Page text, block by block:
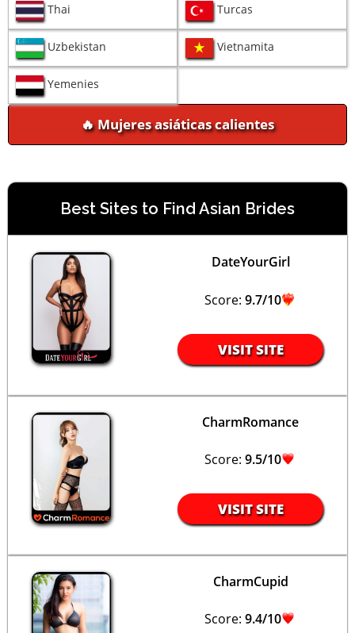
Thai Turcas
Uzbekistan Vietnamita
Yemenies
🔥 Mujeres asiáticas calientes
Best Sites to Find Asian Brides
DateYourGirl
Score: 9.7/10
VISIT SITE
CharmRomance
Score: 9.5/10
VISIT SITE
CharmCupid
Score: 9.4/10